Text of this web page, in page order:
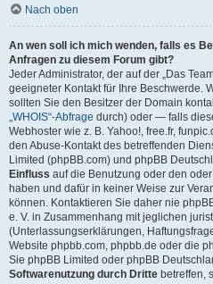
Nach oben
An wen soll ich mich wenden, falls es
Anfragen zu diesem Forum gibt?
Jeder Administrator, der auf der „Das
geeigneter Kontakt für Ihre Beschwerde.
sollten Sie den Besitzer der Domain
„WHOIS“-Abfrage durch) oder — falls
Webhoster wie z. B. Yahoo!, free.fr,
den Abuse-Kontakt des betreffenden
Limited (phpBB.com) und phpBB
Einfluss auf die Benutzung oder den
haben und dafür in keiner Weise zur
können. Kontaktieren Sie daher nie
e. V. in Zusammenhang mit jeglichen
(Unterlassungserklärungen,
Website phpbb.com, phpbb.de oder die
Sie phpBB Limited oder phpBB
Softwarenutzung durch Dritte betreffen,